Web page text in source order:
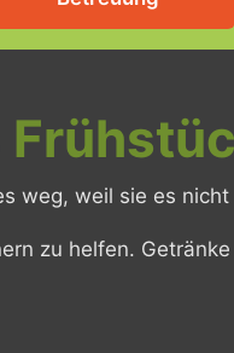
weg, weil sie es
zu helfen.